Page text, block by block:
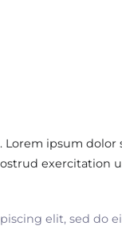
Lorem ipsum dolor
exercitation
elit, sed do